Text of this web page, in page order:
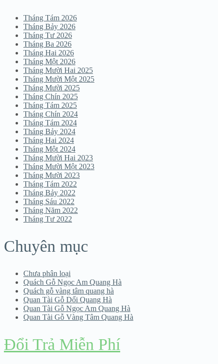
Tháng Tám 2026
Tháng Bảy 2026
Tháng Tư 2026
Tháng Ba 2026
Tháng Hai 2026
Tháng Một 2026
Tháng Mười Hai 2025
Tháng Mười Một 2025
Tháng Mười 2025
Tháng Chín 2025
Tháng Tám 2025
Tháng Chín 2024
Tháng Tám 2024
Tháng Bảy 2024
Tháng Hai 2024
Tháng Một 2024
Tháng Mười Hai 2023
Tháng Mười Một 2023
Tháng Mười 2023
Tháng Tám 2022
Tháng Bảy 2022
Tháng Sáu 2022
Tháng Năm 2022
Tháng Tư 2022
Chuyên mục
Chưa phân loại
Quách Gỗ Ngọc Am Quang Hà
Quách gỗ vàng tâm quang hà
Quan Tài Gỗ Dổi Quang Hà
Quan Tài Gỗ Ngọc Am Quang Hà
Quan Tài Gỗ Vàng Tâm Quang Hà
Đổi Trả Miễn Phí